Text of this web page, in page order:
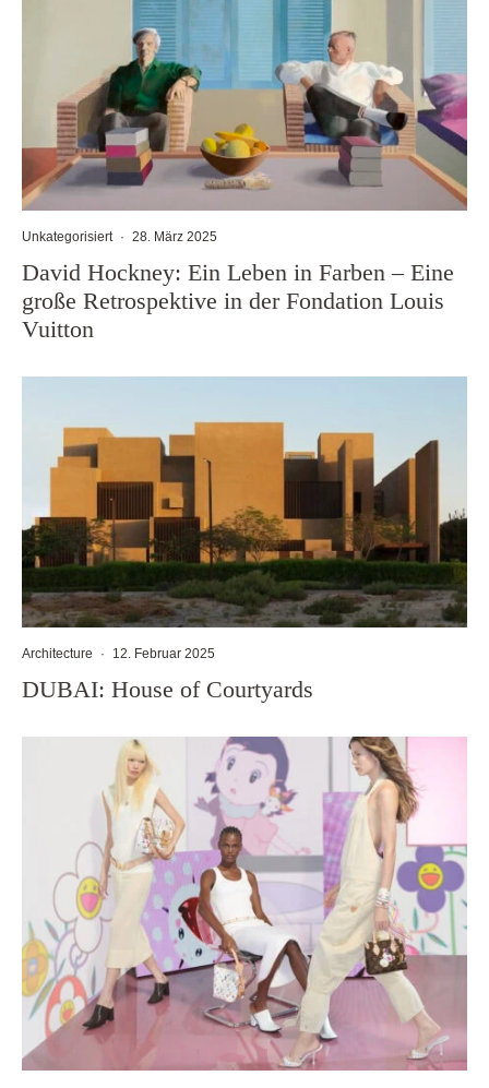
Unkategorisiert · 28. März 2025
David Hockney: Ein Leben in Farben – Eine
große Retrospektive in der Fondation Louis
Vuitton
Architecture · 12. Februar 2025
DUBAI: House of Courtyards